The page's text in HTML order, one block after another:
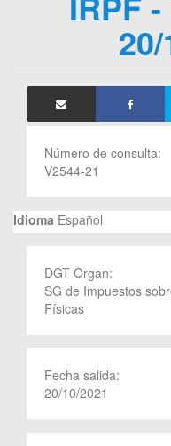
Número de consulta:
V2544-21
Idioma Español
DGT Organ:
SG de Impuestos
Físicas
Fecha salida:
20/10/2021